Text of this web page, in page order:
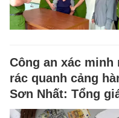
Công an xác
rác quanh cảng
Sơn Nhất: Tổng